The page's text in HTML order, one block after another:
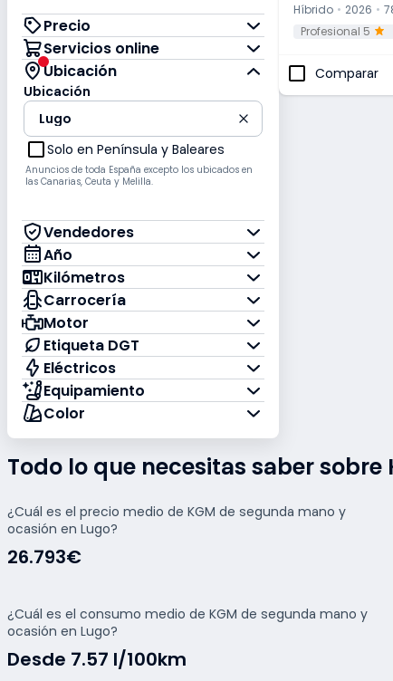
Precio
Servicios online
Ubicación1 filtro aplicado
Ubicación
Ubicación
Lugo
Solo en Península y Baleares
Solo en Península y Baleares
Anuncios de toda España excepto los ubicados en
las Canarias, Ceuta y Melilla.
Vendedores
Año
Kilómetros
Carrocería
Motor
Etiqueta DGT
Eléctricos
Equipamiento
Color
Híbrido
2026
Profesional 5
Comparar
Todo lo que necesitas saber
¿Cuál es el precio medio de KGM de segunda mano y
ocasión en Lugo?
26.793€
¿Cuál es el consumo medio de KGM de segunda mano y
ocasión en Lugo?
Desde 7.57 l/100km